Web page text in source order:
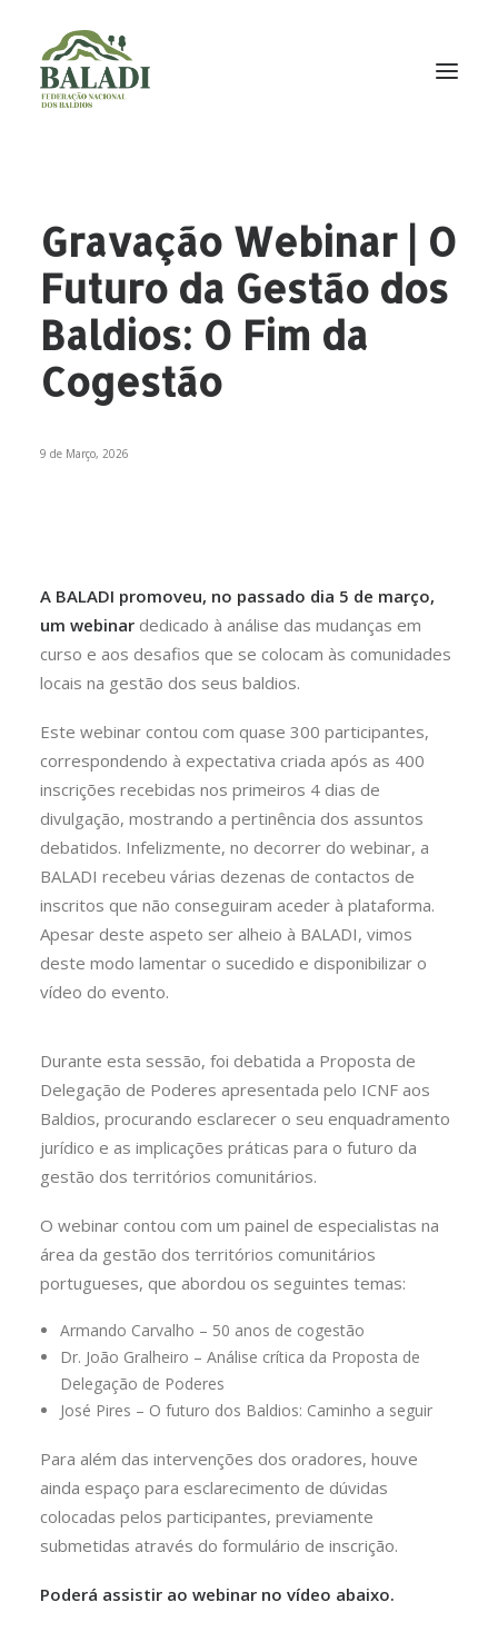
INICIATIVAS
NOTÍCIAS
DOCUMENTAÇÃO
CONTACTOS
P
Gravação Webinar | O
Futuro da Gestão dos
Baldios: O Fim da
Cogestão
9 de Março, 2026
A BALADI promoveu, no passado dia 5 de março,
um webinar dedicado à análise das mudanças em
curso e aos desafios que se colocam às comunidades
locais na gestão dos seus baldios.
Este webinar contou com quase 300 participantes,
correspondendo à expectativa criada após as 400
inscrições recebidas nos primeiros 4 dias de
divulgação, mostrando a pertinência dos assuntos
debatidos. Infelizmente, no decorrer do webinar, a
BALADI recebeu várias dezenas de contactos de
inscritos que não conseguiram aceder à plataforma.
Apesar deste aspeto ser alheio à BALADI, vimos
deste modo lamentar o sucedido e disponibilizar o
vídeo do evento.
Durante esta sessão, foi debatida a Proposta de
Delegação de Poderes apresentada pelo ICNF aos
Baldios, procurando esclarecer o seu enquadramento
jurídico e as implicações práticas para o futuro da
gestão dos territórios comunitários.
O webinar contou com um painel de especialistas na
área da gestão dos territórios comunitários
portugueses, que abordou os seguintes temas:
Armando Carvalho – 50 anos de cogestão
Dr. João Gralheiro – Análise crítica da Proposta de
Delegação de Poderes
José Pires – O futuro dos Baldios: Caminho a seguir
Para além das intervenções dos oradores, houve
ainda espaço para esclarecimento de dúvidas
colocadas pelos participantes, previamente
submetidas através do formulário de inscrição.
Poderá assistir ao webinar no vídeo abaixo.